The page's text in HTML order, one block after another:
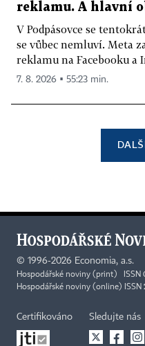
reklamu. A hlavní
V Podpásovce se
se vůbec nemluví. Meta
reklamu na Facebooku a
7. 8. 2026 ▪ 55:23 min.
© 1996-2026 Economia, a.s.
Hospodářské noviny (print) ISSN
Hospodářské noviny (online) ISSN
Certifikováno Sledujte nás